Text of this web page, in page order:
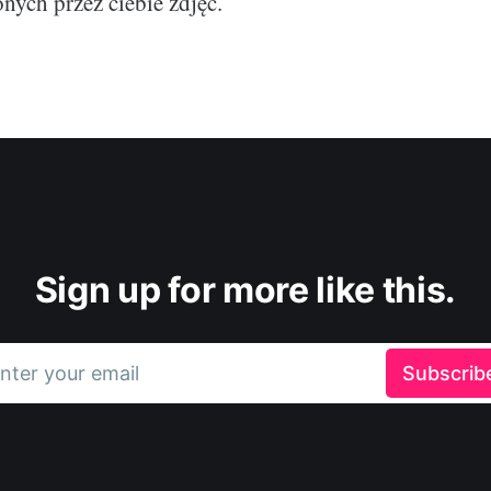
Sign up for more like this.
your email